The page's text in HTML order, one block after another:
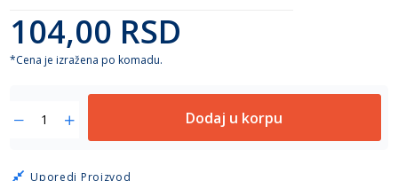
gallery
104,00 RSD
*Cena je izražena po komadu.
Dodaj u korpu
Uporedi Proizvod